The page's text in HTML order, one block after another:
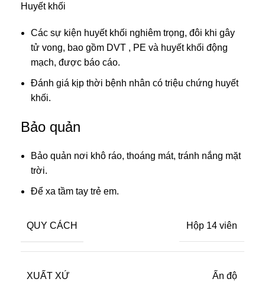
Huyết khối
Các sự kiện huyết khối nghiêm trọng, đôi khi gây
tử vong, bao gồm DVT , PE và huyết khối động
mạch, được báo cáo.
Đánh giá kịp thời bệnh nhân có triệu chứng huyết
khối.
Bảo quản
Bảo quản nơi khô ráo, thoáng mát, tránh nắng mặt
trời.
Để xa tầm tay trẻ em.
QUY CÁCH Hộp 14 viên
XUẤT XỨ Ấn độ